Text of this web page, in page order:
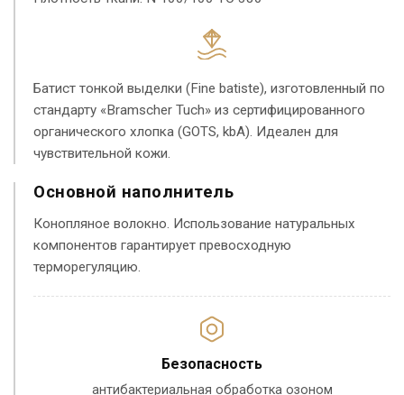
Батист тонкой выделки (Fine batiste), изготовленный по
стандарту «Bramscher Tuch» из сертифицированного
органического хлопка (GOTS, kbA). Идеален для
чувствительной кожи.
Основной наполнитель
Конопляное волокно. Использование натуральных
компонентов гарантирует превосходную
терморегуляцию.
Безопасность
антибактериальная обработка озоном